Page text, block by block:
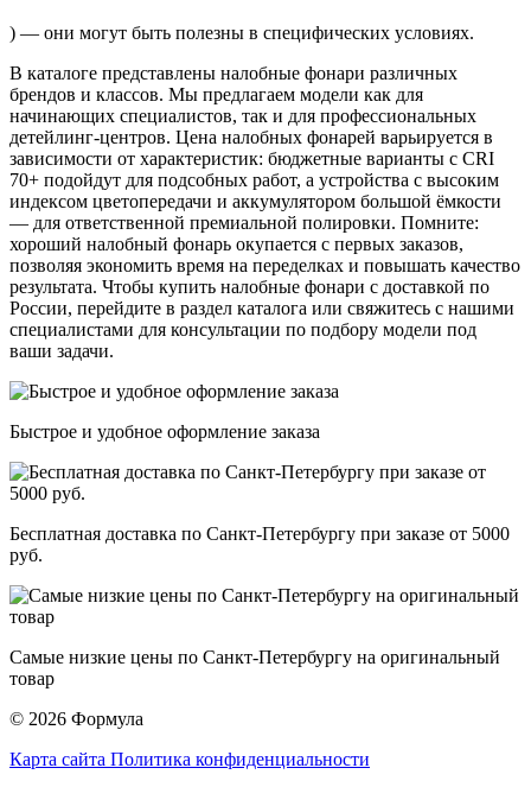
) — они могут быть полезны в специфических условиях.
В каталоге представлены налобные фонари различных
брендов и классов. Мы предлагаем модели как для
начинающих специалистов, так и для профессиональных
детейлинг-центров. Цена налобных фонарей варьируется в
зависимости от характеристик: бюджетные варианты с CRI
70+ подойдут для подсобных работ, а устройства с высоким
индексом цветопередачи и аккумулятором большой ёмкости
— для ответственной премиальной полировки. Помните:
хороший налобный фонарь окупается с первых заказов,
позволяя экономить время на переделках и повышать качество
результата. Чтобы купить налобные фонари с доставкой по
России, перейдите в раздел каталога или свяжитесь с нашими
специалистами для консультации по подбору модели под
ваши задачи.
Быстрое и удобное оформление заказа
Бесплатная доставка по Санкт-Петербургу при заказе от 5000
руб.
Самые низкие цены по Санкт-Петербургу на оригинальный
товар
© 2026 Формула
Карта сайта Политика конфиденциальности